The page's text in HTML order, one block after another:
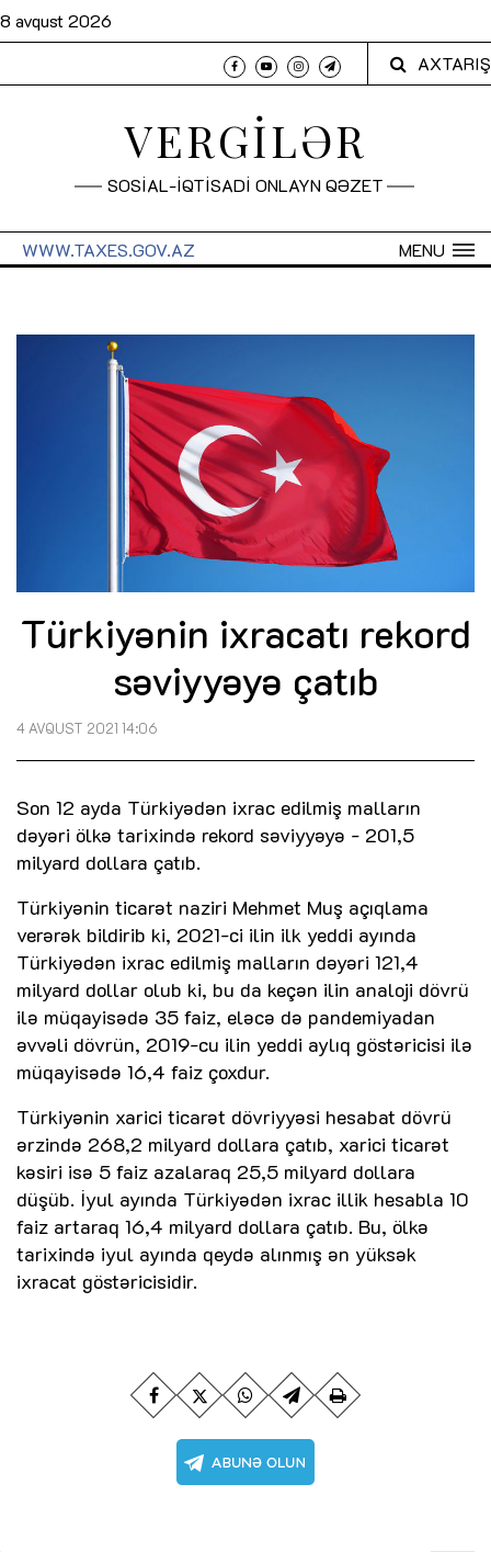
8 avqust 2026
AXTARIŞ
VERGİLƏR
SOSİAL-İQTİSADİ ONLAYN QƏZET
MENU
WWW.TAXES.GOV.AZ
Türkiyənin ixracatı rekord
səviyyəyə çatıb
4 AVQUST 2021 14:06
Son 12 ayda Türkiyədən ixrac edilmiş malların
dəyəri ölkə tarixində rekord səviyyəyə - 201,5
milyard dollara çatıb.
Türkiyənin ticarət naziri Mehmet Muş açıqlama
verərək bildirib ki, 2021-ci ilin ilk yeddi ayında
Türkiyədən ixrac edilmiş malların dəyəri 121,4
milyard dollar olub ki, bu da keçən ilin analoji dövrü
ilə müqayisədə 35 faiz, eləcə də pandemiyadan
əvvəli dövrün, 2019-cu ilin yeddi aylıq göstəricisi ilə
müqayisədə 16,4 faiz çoxdur.
Türkiyənin xarici ticarət dövriyyəsi hesabat dövrü
ərzində 268,2 milyard dollara çatıb, xarici ticarət
kəsiri isə 5 faiz azalaraq 25,5 milyard dollara
düşüb. İyul ayında Türkiyədən ixrac illik hesabla 10
faiz artaraq 16,4 milyard dollara çatıb. Bu, ölkə
tarixində iyul ayında qeydə alınmış ən yüksək
ixracat göstəricisidir.